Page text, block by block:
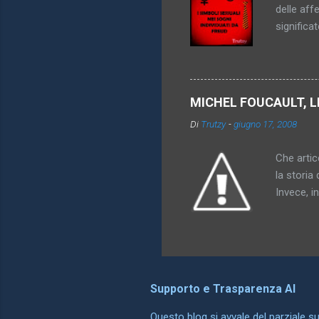
delle
dei
di
l'utero.
MICHEL FOUCAULT,
Di Trutzy -giugno 17, 2008
Che
la storia
Invece,
ha dato
Supporto e Trasparenza AI